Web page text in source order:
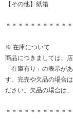
【その他】紙箱
＊＊＊＊＊＊＊＊＊＊
※ 在庫について
商品につきましては、
「在庫有り」の表示が
す。完売や欠品の場合
ださい。欠品の場合は
＊＊＊＊＊＊＊＊＊＊